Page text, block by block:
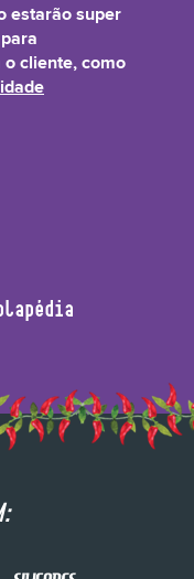
essenciais responsáveis
estarão super
cliente, como